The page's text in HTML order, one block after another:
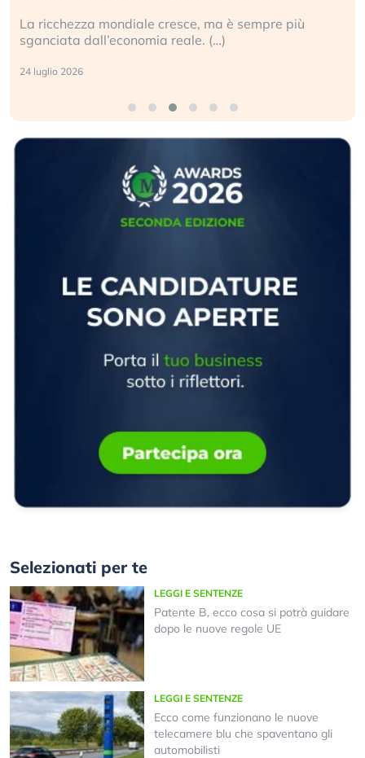
La ricchezza mondiale cresce, ma è sempre più
sganciata dall’economia reale. (…)
24 luglio 2026
Selezionati per te
LEGGI E SENTENZE
Patente B, ecco cosa si potrà guidare
dopo le nuove regole UE
LEGGI E SENTENZE
Ecco come funzionano le nuove
telecamere blu che spaventano gli
automobilisti